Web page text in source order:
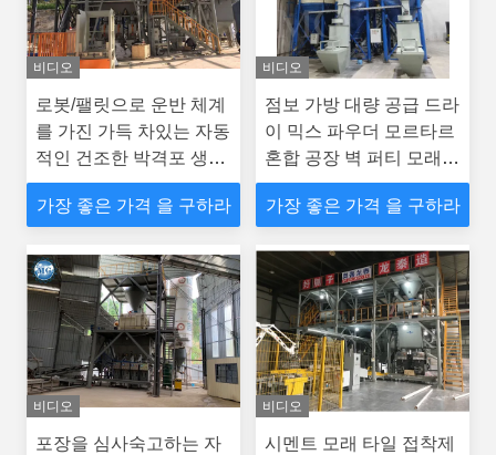
비디오
로봇/팰릿으로 운반 체계
를 가진 가득 차있는 자동
적인 건조한 박격포 생산
라인
가장 좋은 가격 을 구하라
비디오
점보 가방 대량 공급 드라
이 믹스 파우더 모르타르
혼합 공장 벽 퍼티 모래
시멘트 믹서 세라믹 타일
접착제 만들기 기계
가장 좋은 가격 을 구하라
비디오
포장을 심사숙고하는 자
비디오
시멘트 모래 타일 접착제